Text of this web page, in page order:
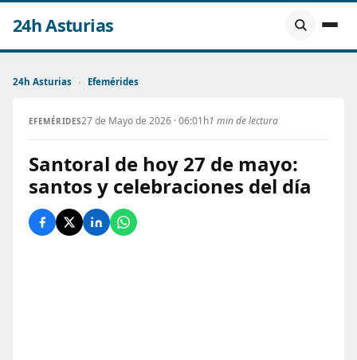
24h Asturias
24h Asturias › Efemérides
EFEMÉRIDES27 de Mayo de 2026 · 06:01h1 min de lectura
Santoral de hoy 27 de mayo:
santos y celebraciones del día